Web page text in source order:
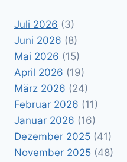
Juli 2026 (3)
Juni 2026 (8)
Mai 2026 (15)
April 2026 (19)
März 2026 (24)
Februar 2026 (11)
Januar 2026 (16)
Dezember 2025 (41)
November 2025 (48)